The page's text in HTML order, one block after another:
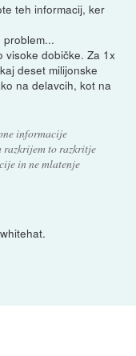
teh informacij, ker
visoke dobičke. Za 1x
deset milijonske
na delavcih, kot na
informacije
razkrijem to razkritje
in ne mlatenje